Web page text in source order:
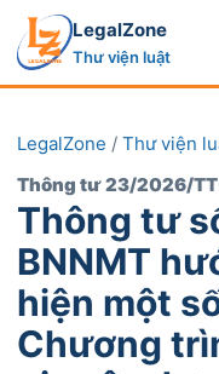
LegalZone
Thư viện luật
LegalZone / Thư viện
Thông tư 23/2026/
Thông tư
BNNMT
hiện một
Chương